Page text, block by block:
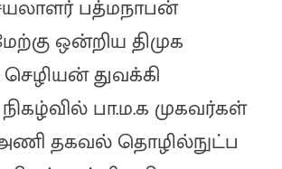
பத்மநாபன்
ஒன்றிய திமுக
துவக்கி
பா.ம.க முகவர்கள்
தகவல் தொழில்நுட்ப